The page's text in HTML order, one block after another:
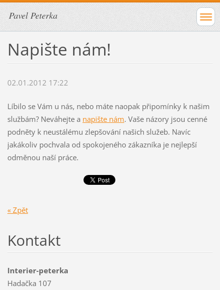
Pavel Peterka
Napište nám!
02.01.2012 17:22
Líbilo se Vám u nás, nebo máte naopak připomínky k našim
službám? Neváhejte a napište nám. Vaše názory jsou cenné
podněty k neustálému zlepšování našich služeb. Navíc
jakákoliv pochvala od spokojeného zákazníka je nejlepší
odměnou naší práce.
« Zpět
Kontakt
Interier-peterka
Hadačka 107